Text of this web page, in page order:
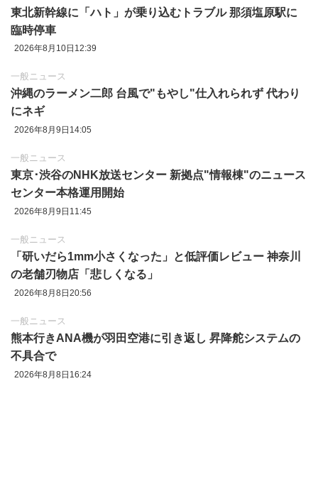
東北新幹線に「ハト」が乗り込むトラブル 那須塩原駅に
臨時停車
2026年8月10日12:39
一般ニュース
沖縄のラーメン二郎 台風で"もやし"仕入れられず 代わり
にネギ
2026年8月9日14:05
一般ニュース
東京‪･‬渋谷のNHK放送センター 新拠点"情報棟"のニュース
センター本格運用開始
2026年8月9日11:45
一般ニュース
「研いだら1mm小さくなった」と低評価レビュー 神奈川
の老舗刃物店「悲しくなる」
2026年8月8日20:56
一般ニュース
熊本行きANA機が羽田空港に引き返し 昇降舵システムの
不具合で
2026年8月8日16:24